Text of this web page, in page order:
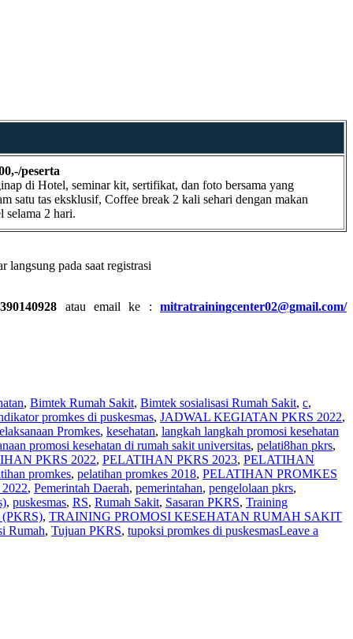
peserta
di Hotel, seminar kit, sertifikat, dan foto bersama yang
satu tas eksklusif, Coffee break 2 kali sehari dengan makan
selama 2 hari.
langsung pada saat registrasi
atau email ke :
mitratrainingcenter02@gmail.com/
, Bimtek Rumah Sakit, Bimtek sosialisasi Rumah Sakit, c,
promkes di puskesmas, JADWAL KEGIATAN PKRS 2022,
Promkes, kesehatan, langkah langkah promosi kesehatan
promosi kesehatan di rumah sakit universitas, pelati8han pkrs,
PKRS 2022, PELATIHAN PKRS 2023, PELATIHAN
promkes, pelatihan promkes 2018, PELATIHAN PROMKES
, Pemerintah Daerah, pemerintahan, pengelolaan pkrs,
, puskesmas, RS, Rumah Sakit, Sasaran PKRS, Training
(PKRS), TRAINING PROMOSI KESEHATAN RUMAH SAKIT
Rumah, Tujuan PKRS, tupoksi promkes di puskesmasLeave a